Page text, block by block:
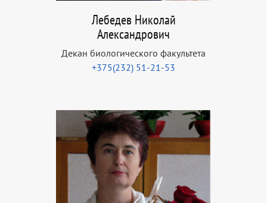
Лебедев Николай
Александрович
Декан биологического факультета
+375(232) 51-21-53